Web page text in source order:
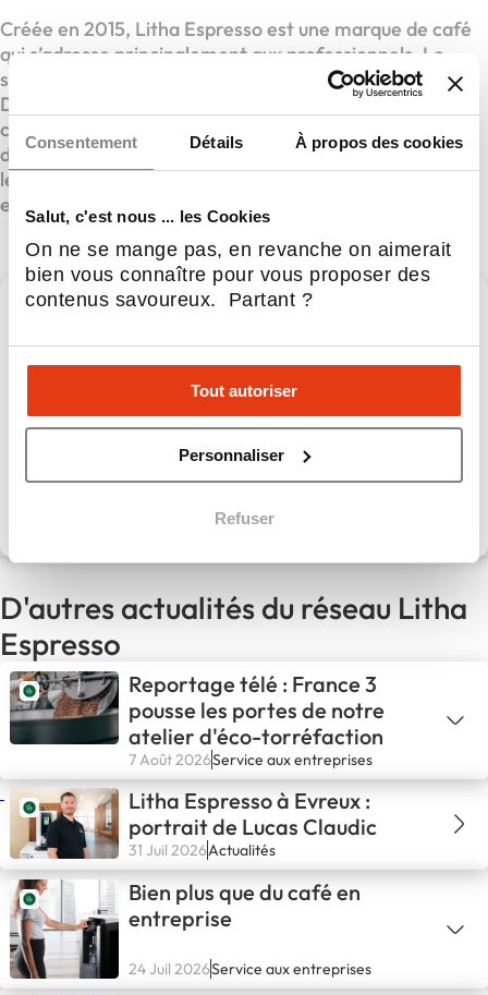
Consentement Détails À propos des cookies
Salut, c'est nous ... les Cookies
On ne se mange pas, en revanche on aimerait
bien vous connaître pour vous proposer des
contenus savoureux. Partant ?
Tout autoriser
Personnaliser
Refuser
Créée en 2015, Litha Espresso est une marque de café
qui s’adresse principalement aux professionnels. Le
secteur du café est en perpétuelle progression.
Déguster un café entre collègues ou offrir un café à un
client est devenu une norme à laquelle il est impossible
de déroger. 76% des français consomment du café sur
leur lieu de travail, le cœur de cible se porte sur les TPE
et PME.
Litha Espresso, Spécialiste de la pause café en entreprise
Apport personnel :15 000 €
Découvrir le réseau
D'autres actualités du réseau Litha
Espresso
Reportage télé : France 3
pousse les portes de notre
atelier d'éco-torréfaction
7 Août 2026Service aux entreprises
Litha Espresso à Evreux :
portrait de Lucas Claudic
31 Juil 2026Actualités
Bien plus que du café en
entreprise
24 Juil 2026Service aux entreprises